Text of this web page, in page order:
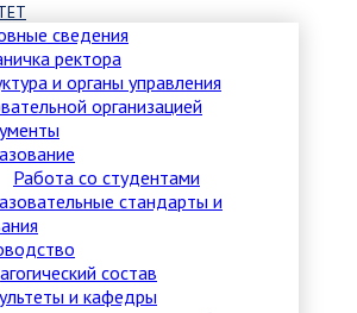
сведения
ректора
и органы управления
организацией
Работа со студентами
стандарты и
состав
и кафедры